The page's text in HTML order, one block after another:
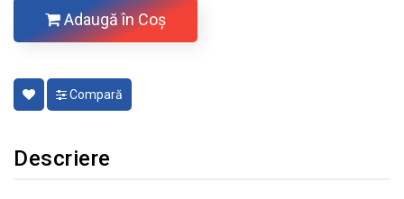
Adaugă în Coş
Compară
Descriere